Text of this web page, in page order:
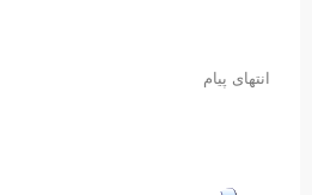
انتهای پیام